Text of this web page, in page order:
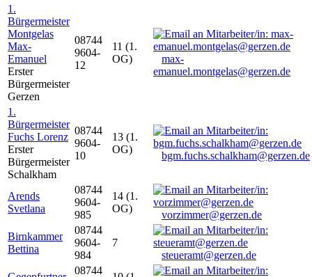
1.
Bürgermeister
Montgelas
Max-
Emanuel
Erster
Bürgermeister
Gerzen
08744
9604-
12
11 (1.
OG)
max-
emanuel.montgelas@gerzen.de
1.
Bürgermeister
Fuchs Lorenz
Erster
Bürgermeister
Schalkham
08744
9604-
10
13 (1.
OG)
bgm.fuchs.schalkham@gerzen.de
Arends
Svetlana
08744
9604-
985
14 (1.
OG)
vorzimmer@gerzen.de
Birnkammer
Bettina
08744
9604-
984
7
steueramt@gerzen.de
08744